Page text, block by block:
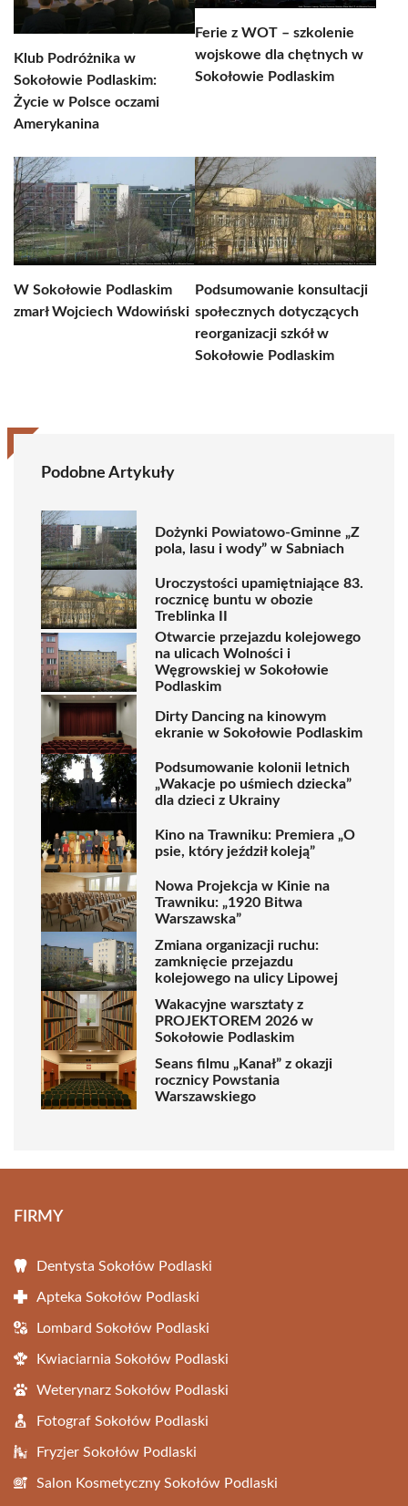
Klub Podróżnika w
Sokołowie Podlaskim:
Życie w Polsce oczami
Amerykanina
Ferie z WOT – szkolenie
wojskowe dla chętnych w
Sokołowie Podlaskim
W Sokołowie Podlaskim
zmarł Wojciech Wdowiński
Podsumowanie konsultacji
społecznych dotyczących
reorganizacji szkół w
Sokołowie Podlaskim
Podobne Artykuły
Dożynki Powiatowo-Gminne „Z
pola, lasu i wody” w Sabniach
Uroczystości upamiętniające 83.
rocznicę buntu w obozie
Treblinka II
Otwarcie przejazdu kolejowego
na ulicach Wolności i
Węgrowskiej w Sokołowie
Podlaskim
Dirty Dancing na kinowym
ekranie w Sokołowie Podlaskim
Podsumowanie kolonii letnich
„Wakacje po uśmiech dziecka”
dla dzieci z Ukrainy
Kino na Trawniku: Premiera „O
psie, który jeździł koleją”
Nowa Projekcja w Kinie na
Trawniku: „1920 Bitwa
Warszawska”
Zmiana organizacji ruchu:
zamknięcie przejazdu
kolejowego na ulicy Lipowej
Wakacyjne warsztaty z
PROJEKTOREM 2026 w
Sokołowie Podlaskim
Seans filmu „Kanał” z okazji
rocznicy Powstania
Warszawskiego
FIRMY
Dentysta Sokołów Podlaski
Apteka Sokołów Podlaski
Lombard Sokołów Podlaski
Kwiaciarnia Sokołów Podlaski
Weterynarz Sokołów Podlaski
Fotograf Sokołów Podlaski
Fryzjer Sokołów Podlaski
Salon Kosmetyczny Sokołów Podlaski